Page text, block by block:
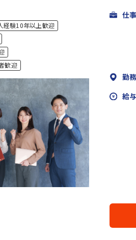
経験10年以上歓迎
歓迎
仕
勤
給与